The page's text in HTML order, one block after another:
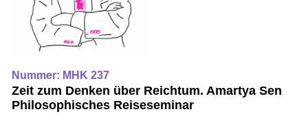
Nummer: MHK 237
Zeit zum Denken über Reichtum. Amartya Sen
Philosophisches Reiseseminar